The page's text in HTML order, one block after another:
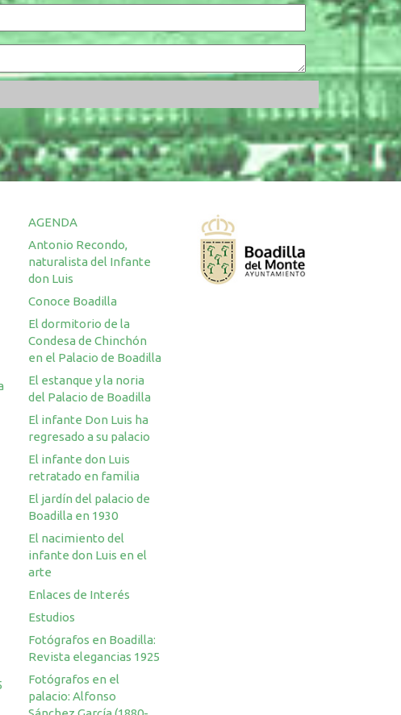
AGENDA
Antonio Recondo,
naturalista del Infante
don Luis
Conoce Boadilla
El dormitorio de la
Condesa de Chinchón
en el Palacio de Boadilla
El estanque y la noria
del Palacio de Boadilla
El infante Don Luis ha
regresado a su palacio
El infante don Luis
retratado en familia
El jardín del palacio de
Boadilla en 1930
El nacimiento del
infante don Luis en el
arte
Enlaces de Interés
Estudios
Fotógrafos en Boadilla:
Revista elegancias 1925
Fotógrafos en el
palacio: Alfonso